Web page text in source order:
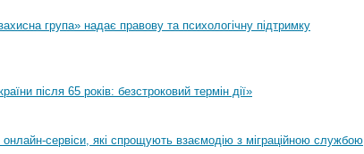
група» надає правову та психологічну підтримку
після 65 років: безстроковий термін дії»
сервіси, які спрощують взаємодію з міграційною службою